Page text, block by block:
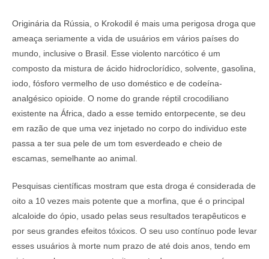
Originária da Rússia, o Krokodil é mais uma perigosa droga que
ameaça seriamente a vida de usuários em vários países do
mundo, inclusive o Brasil. Esse violento narcótico é um
composto da mistura de ácido hidroclorídico, solvente, gasolina,
iodo, fósforo vermelho de uso doméstico e de codeína-
analgésico opioide. O nome do grande réptil crocodiliano
existente na África, dado a esse temido entorpecente, se deu
em razão de que uma vez injetado no corpo do individuo este
passa a ter sua pele de um tom esverdeado e cheio de
escamas, semelhante ao animal.
Pesquisas científicas mostram que esta droga é considerada de
oito a 10 vezes mais potente que a morfina, que é o principal
alcaloide do ópio, usado pelas seus resultados terapêuticos e
por seus grandes efeitos tóxicos. O seu uso contínuo pode levar
esses usuários à morte num prazo de até dois anos, tendo em